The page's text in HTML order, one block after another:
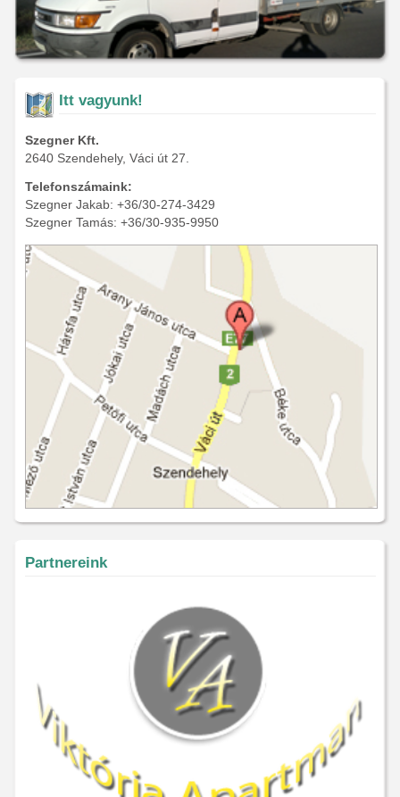
Itt vagyunk!
Szegner Kft.
2640 Szendehely, Váci út 27.
Telefonszámaink:
Szegner Jakab: +36/30-274-3429
Szegner Tamás: +36/30-935-9950
Partnereink